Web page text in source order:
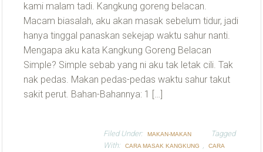
kami malam tadi. Kangkung goreng belacan.
Macam biasalah, aku akan masak sebelum tidur, jadi
hanya tinggal panaskan sekejap waktu sahur nanti.
Mengapa aku kata Kangkung Goreng Belacan
Simple? Simple sebab yang ni aku tak letak cili. Tak
nak pedas. Makan pedas-pedas waktu sahur takut
sakit perut. Bahan-Bahannya: 1 […]
Filed Under: MAKAN-MAKAN
Tagged
With:
CARA MASAK KANGKUNG ,
CARA